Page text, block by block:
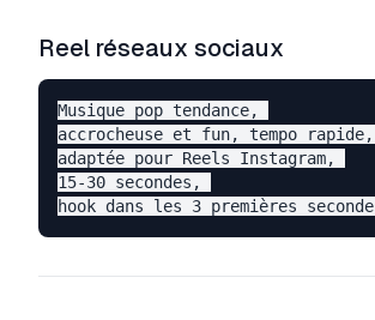
Reel réseaux sociaux
Musique pop tendance,
accrocheuse et fun, tempo rapide,
adaptée pour Reels Instagram,
15-30 secondes,